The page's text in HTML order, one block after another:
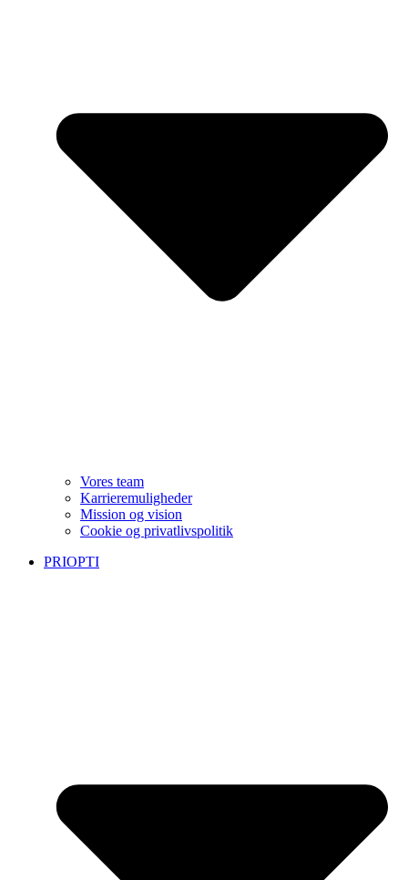
Vores team
Karrieremuligheder
Mission og vision
Cookie og privatlivspolitik
PRIOPTI